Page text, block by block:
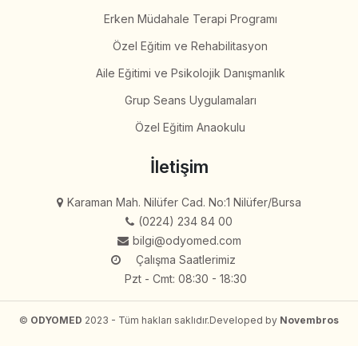
Erken Müdahale Terapi Programı
Özel Eğitim ve Rehabilitasyon
Aile Eğitimi ve Psikolojik Danışmanlık
Grup Seans Uygulamaları
Özel Eğitim Anaokulu
İletişim
Karaman Mah. Nilüfer Cad. No:1 Nilüfer/Bursa
(0224) 234 84 00
bilgi@odyomed.com
Çalışma Saatlerimiz
Pzt - Cmt: 08:30 - 18:30
© ODYOMED 2023 - Tüm hakları saklıdır.Developed by Novembros